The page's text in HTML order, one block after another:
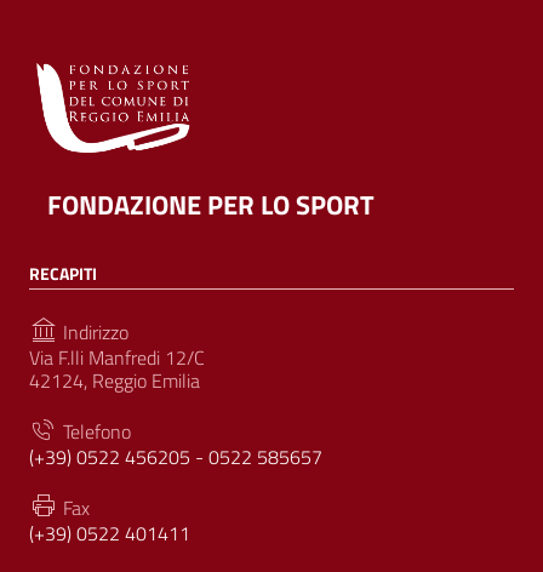
FONDAZIONE PER LO SPORT
RECAPITI
Indirizzo
Via F.lli Manfredi 12/C
42124, Reggio Emilia
Telefono
(+39) 0522 456205 - 0522 585657
Fax
(+39) 0522 401411